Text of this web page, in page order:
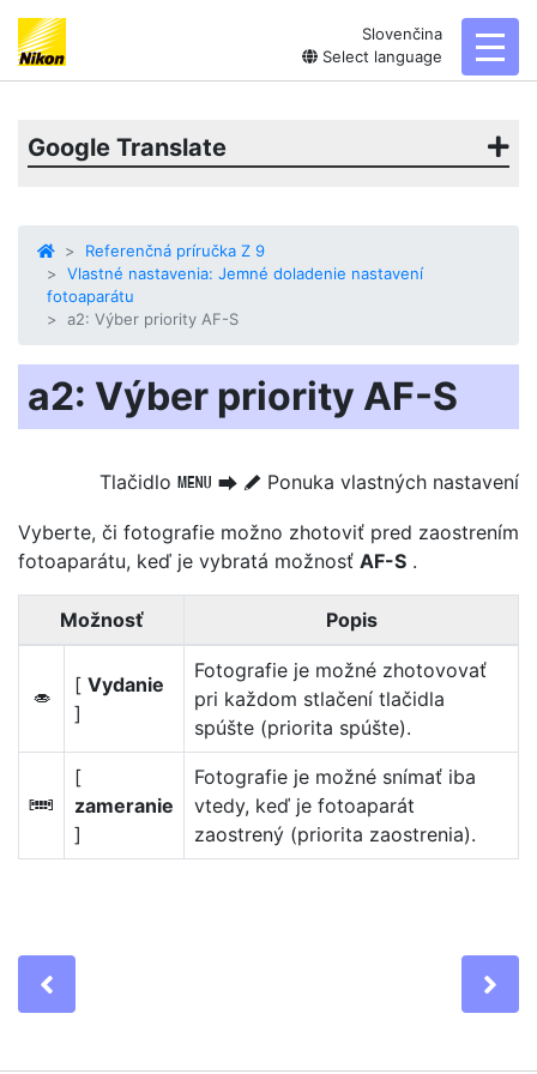
Slovenčina
Select language
Google Translate
Referenčná príručka Z 9
Vlastné nastavenia: Jemné doladenie nastavení
fotoaparátu
a2: Výber priority AF-S
a2: Výber priority AF-S
Tlačidlo G U A Ponuka vlastných nastavení
Vyberte, či fotografie možno zhotoviť pred zaostrením
fotoaparátu, keď je vybratá možnosť AF-S .
Možnosť Popis
G
[ Vydanie
]
Fotografie je možné zhotovovať
pri každom stlačení tlačidla
spúšte (priorita spúšte).
F
[
zameranie
]
Fotografie je možné snímať iba
vtedy, keď je fotoaparát
zaostrený (priorita zaostrenia).